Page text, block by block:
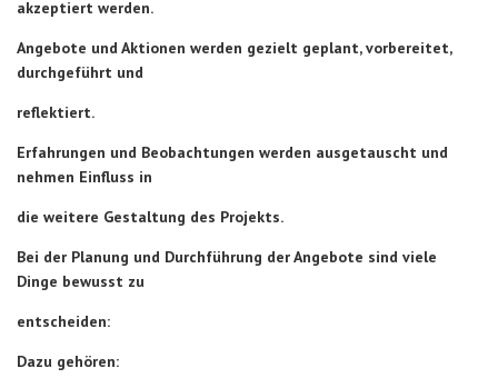
akzeptiert werden.
Angebote und Aktionen werden gezielt geplant, vorbereitet,
durchgeführt und
reflektiert.
Erfahrungen und Beobachtungen werden ausgetauscht und
nehmen Einfluss in
die weitere Gestaltung des Projekts.
Bei der Planung und Durchführung der Angebote sind viele
Dinge bewusst zu
entscheiden:
Dazu gehören: